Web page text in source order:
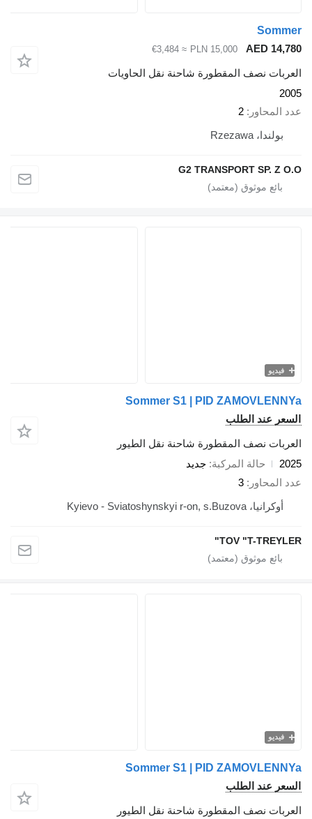
Sommer
AED 14,780
PLN 15,000
≈ €3,484
العربات نصف المقطورة شاحنة نقل الحاويات
2005
عدد المحاور
2
بولندا، Rzezawa
G2 TRANSPORT SP. Z O.O
فيديو
Sommer S1 | PID ZAMOVLENNYa
السعر عند الطلب
العربات نصف المقطورة شاحنة نقل الطيور
2025
حالة المركبة جديد
عدد المحاور
3
أوكرانيا، Kyievo - Sviatoshynskyi r-on, s.Buzova
TOV "T-TREYLER"
فيديو
Sommer S1 | PID ZAMOVLENNYa
السعر عند الطلب
العربات نصف المقطورة شاحنة نقل الطيور